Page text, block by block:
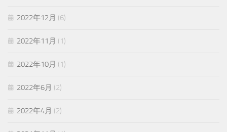
2022年12月 (6)
2022年11月 (1)
2022年10月 (1)
2022年6月 (2)
2022年4月 (2)